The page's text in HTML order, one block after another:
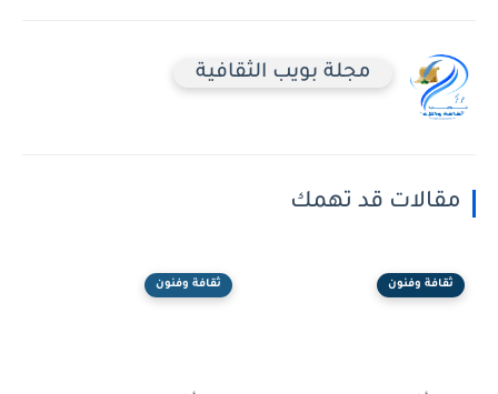
مجلة بويب الثقافية
مقالات قد تهمك
ثقافة وفنون ثقافة وفنون